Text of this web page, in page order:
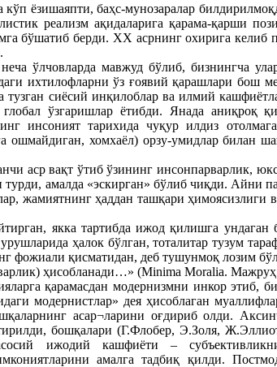
ёзишаяпти, баҳс-мунозаралар
реализм ақидаларига қарама-қарши
бўшатиб берди. XX асрнинг охирига
ўлчовларда мавжуд бўлиб, бизнингча
ихтилофларни ўз ғоявий қарашлари бош
сиёсий инқилоблар ва илмий
ўзгаришлар ётибди. Янада аниқроқ
инсоният тарихида чуқур илдиз
хомхаёл) орзу-умидлар билан
аср вақт ўтиб ўзининг инсонпарварлик,
амалда «эскирган» бўлиб чиқди. Айни
жамиятнинг ҳаддан ташқари ҳимоясизлиги
якка тартибда ижод қилишга
ҳалок бўлган, тоталитар тузум
фожиали қисматидан, деб тушунмоқ
ҳисобланади…» (Minima Моraliа. Мажруҳ
қарамасдан модернизмни инкор этиб,
модернистлар» дея ҳисоблаган
асар¬ларини оғдириб олди.
бошқалари (Г.Флобер, Э.Золя,
ижодий кашфиёти –
амалга тадбиқ қилди.